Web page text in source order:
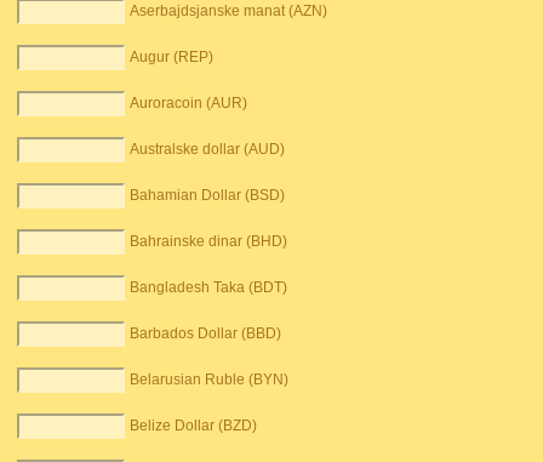
Aserbajdsjanske manat (AZN)
Augur (REP)
Auroracoin (AUR)
Australske dollar (AUD)
Bahamian Dollar (BSD)
Bahrainske dinar (BHD)
Bangladesh Taka (BDT)
Barbados Dollar (BBD)
Belarusian Ruble (BYN)
Belize Dollar (BZD)